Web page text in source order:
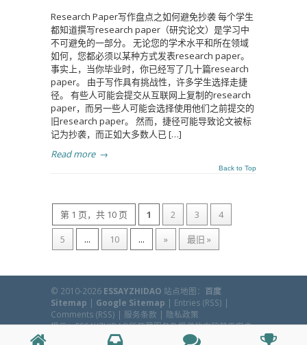
Research Paper写作盘点之如何避免抄袭 每个学生
都知道撰写research paper（研究论文）是学习中
不可避免的一部分。 无论您的学术水平和所在领域
如何，您都必须以某种方式发表research paper。
事实上，当你毕业时，你已经写了几十篇research
paper。 由于写作具有挑战性，许多学生选择走捷
径。 有些人可能会提交从互联网上复制的research
paper，而另一些人可能会选择使用他们之前提交的
旧research paper。 然而，捷径可能导致论文被标
记为抄袭，而正如大多数人已 […]
Read more →
Back to Top
第 1 页，共 10 页 1 2 3
4
5
... 10 ... » 最旧 »
© 2010-2026 ESSAYZHIDAO 站点地图： 百度
Sitemap | Google Sitemap | Entries (RSS) |
Comments (RSS) | 服务条款 | 隐私政策
提示：ESSAYZHIDAO所开展服务及提供的文稿基于客户
所提供资料，客户可用于研究目的等方面，本机构不鼓